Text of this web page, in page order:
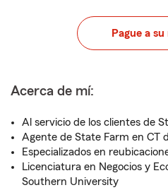
Pague a
Acerca de mí:
Al servicio de los clientes de
Agente de State Farm en CT
Especializados en
Licenciatura en Negocios y
Southern University